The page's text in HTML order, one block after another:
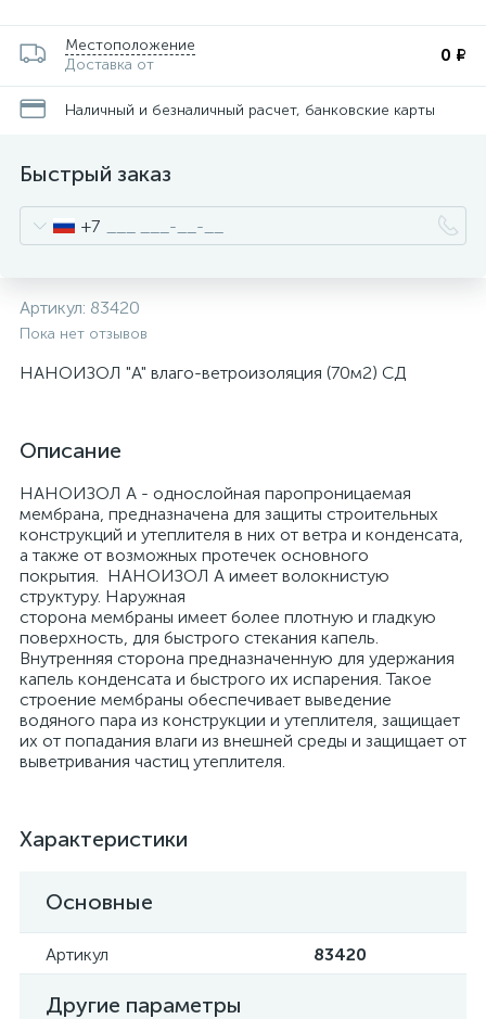
Местоположение
Доставка от
0 ₽
Наличный и безналичный расчет, банковские карты
Быстрый заказ
+7
Артикул: 83420
Пока нет отзывов
НАНОИЗОЛ "A" влаго-ветроизоляция (70м2) СД
Описание
НАНОИЗОЛ А - однослойная паропроницаемая
мембрана, предназначена для защиты строительных
конструкций и утеплителя в них от ветра и конденсата,
а также от возможных протечек основного
покрытия. НАНОИЗОЛ А имеет волокнистую
структуру. Наружная
сторона мембраны имеет более плотную и гладкую
поверхность, для быстрого стекания капель.
Внутренняя сторона предназначенную для удержания
капель конденсата и быстрого их испарения. Такое
строение мембраны обеспечивает выведение
водяного пара из конструкции и утеплителя, защищает
их от попадания влаги из внешней среды и защищает от
выветривания частиц утеплителя.
Характеристики
Основные
Артикул 83420
Другие параметры